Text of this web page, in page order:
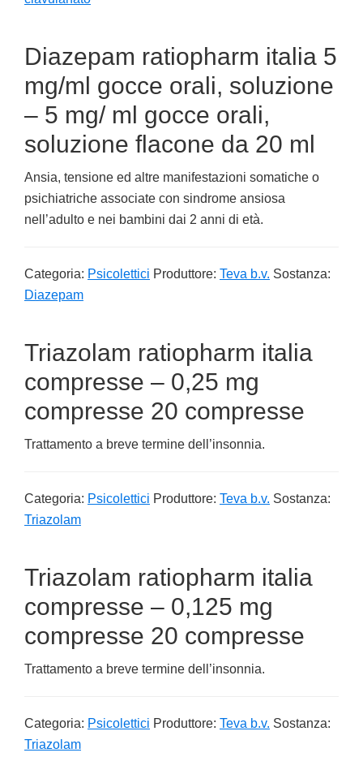
Diazepam ratiopharm italia 5
mg/ml gocce orali, soluzione
– 5 mg/ ml gocce orali,
soluzione flacone da 20 ml
Ansia, tensione ed altre manifestazioni somatiche o
psichiatriche associate con sindrome ansiosa
nell’adulto e nei bambini dai 2 anni di età.
Categoria: Psicolettici Produttore: Teva b.v. Sostanza:
Diazepam
Triazolam ratiopharm italia
compresse – 0,25 mg
compresse 20 compresse
Trattamento a breve termine dell’insonnia.
Categoria: Psicolettici Produttore: Teva b.v. Sostanza:
Triazolam
Triazolam ratiopharm italia
compresse – 0,125 mg
compresse 20 compresse
Trattamento a breve termine dell’insonnia.
Categoria: Psicolettici Produttore: Teva b.v. Sostanza:
Triazolam